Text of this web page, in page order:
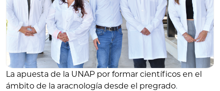
La apuesta de la UNAP por formar científicos en el
ámbito de la aracnología desde el pregrado.